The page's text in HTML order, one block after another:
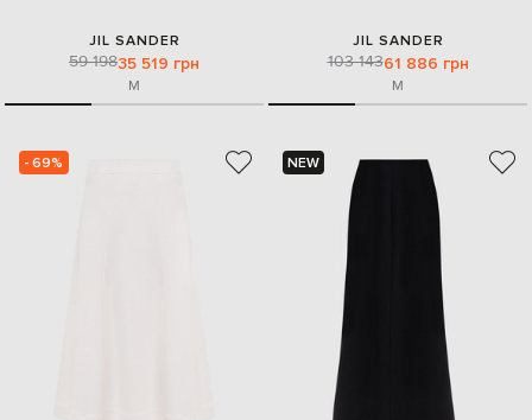
JIL SANDER
59 19835 519 грн
M
JIL SANDER
103 14361 886 грн
M
- 69% NEW